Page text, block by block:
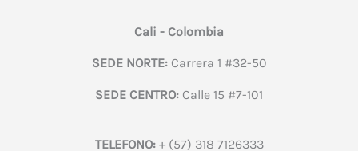
Cali - Colombia
SEDE NORTE:Carrera 1 #32-50
SEDE CENTRO: Calle 15 #7-101
TELEFONO:+ (57) 318 7126333